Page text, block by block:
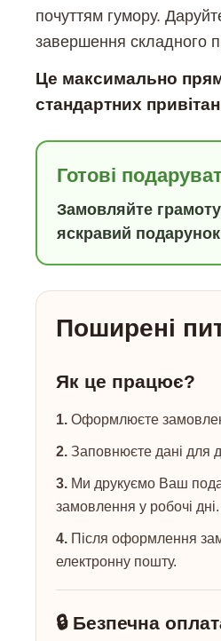
почуттям гумору.
завершення складного
Це максимально
стандартних
Готові
Замовляйте
яскравий
Поширені
Як це працює?
1.Оформлюєте
2.Заповнюєте дані для
3.Ми друкуємо Ваш
замовлення у робочі дні.
4.Після оформлення
електронну пошту.
🔒 Безпечна